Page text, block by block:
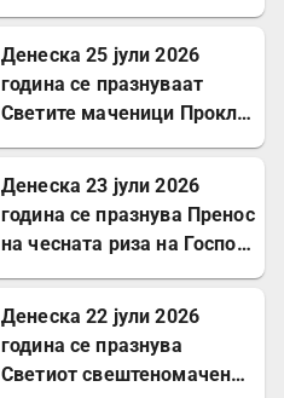
Денеска 25 јули 2026
година се празнуваат
Светите маченици Прокл и
Денеска 23 јули 2026
година се празнува Пренос
на чесната риза на Господ
Денеска 22 јули 2026
година се празнува
Светиот свештеномаченик